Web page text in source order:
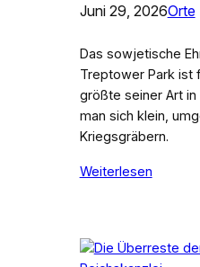
Juni 29, 2026Orte
Das sowjetische
Treptower Park ist
größte seiner Art in
man sich klein,
Kriegsgräbern.
Weiterlesen